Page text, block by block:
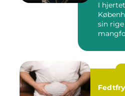
I
sin